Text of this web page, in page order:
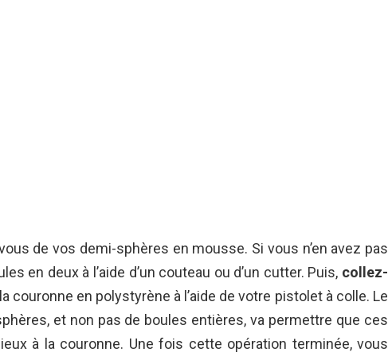
de vos demi-sphères en mousse. Si vous n’en avez pas
en deux à l’aide d’un couteau ou d’un cutter. Puis, collez-
couronne en polystyrène à l’aide de votre pistolet à colle. Le
et non pas de boules entières, va permettre que ces
à la couronne. Une fois cette opération terminée, vous